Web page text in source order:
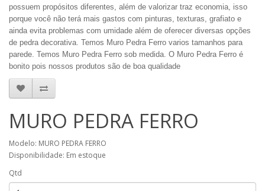
possuem propósitos diferentes, além de valorizar traz economia, isso
porque você não terá mais gastos com pinturas, texturas, grafiato e
ainda evita problemas com umidade além de oferecer diversas opções
de pedra decorativa. Temos Muro Pedra Ferro varios tamanhos para
parede. Temos Muro Pedra Ferro sob medida. O Muro Pedra Ferro é
bonito pois nossos produtos são de boa qualidade
MURO PEDRA FERRO
Modelo: MURO PEDRA FERRO
Disponibilidade: Em estoque
Qtd